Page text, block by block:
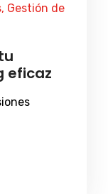
Gestión de
eficaz